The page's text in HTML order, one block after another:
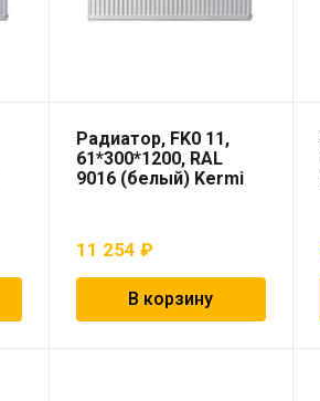
Радиатор, FK0 11,
61*300*1200, RAL
9016 (белый) Kermi
11 254 ₽
В корзину